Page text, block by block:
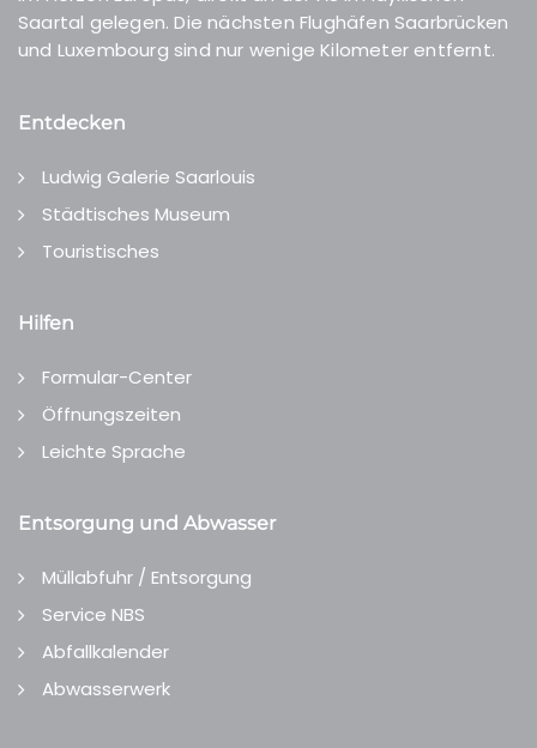
Saartal gelegen. Die nächsten Flughäfen Saarbrücken
und Luxembourg sind nur wenige Kilometer entfernt.
Entdecken
Ludwig Galerie Saarlouis
Städtisches Museum
Touristisches
Hilfen
Formular-Center
Öffnungszeiten
Leichte Sprache
Entsorgung und Abwasser
Müllabfuhr / Entsorgung
Service NBS
Abfallkalender
Abwasserwerk